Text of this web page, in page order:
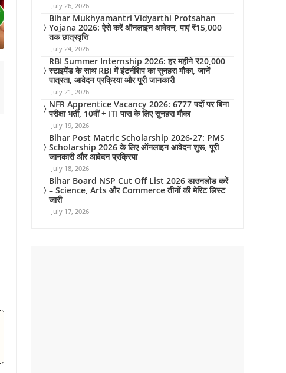
July 26, 2026
Bihar Mukhyamantri Vidyarthi Protsahan
Yojana 2026: ऐसे करें ऑनलाइन आवेदन, पाएं ₹15,000
तक छात्रवृत्ति
July 24, 2026
RBI Summer Internship 2026: हर महीने ₹20,000
स्टाइपेंड के साथ RBI में इंटर्नशिप का सुनहरा मौका, जानें
पात्रता, आवेदन प्रक्रिया और पूरी जानकारी
July 21, 2026
NFR Apprentice Vacancy 2026: 6777 पदों पर बिना
परीक्षा भर्ती, 10वीं + ITI पास के लिए सुनहरा मौका
July 19, 2026
Bihar Post Matric Scholarship 2026-27: PMS
Scholarship 2026 के लिए ऑनलाइन आवेदन शुरू, पूरी
जानकारी और आवेदन प्रक्रिया
July 18, 2026
Bihar Board NSP Cut Off List 2026 डाउनलोड करें
– Science, Arts और Commerce तीनों की मेरिट लिस्ट
जारी
July 17, 2026